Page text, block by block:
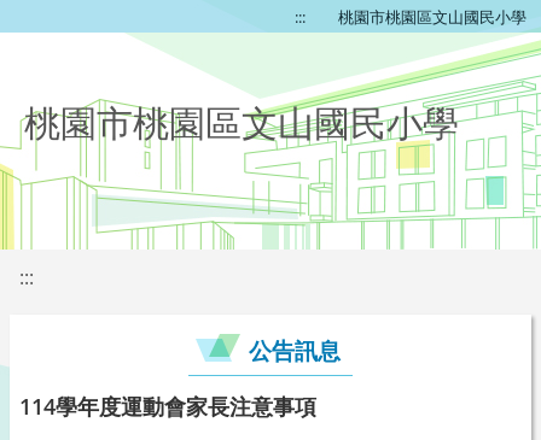
::: 桃園市桃園區文山國民小學
桃園市桃園區文山國民小學
:::
公告訊息
114學年度運動會家長注意事項